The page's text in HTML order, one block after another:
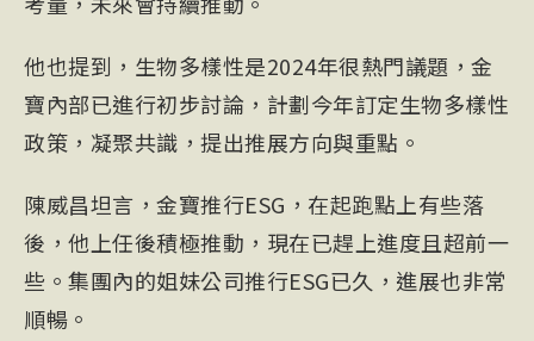
他也提到，生物多樣性是2024年很熱門議題，金
寶內部已進行初步討論，計劃今年訂定生物多樣性
政策，凝聚共識，提出推展方向與重點。
陳威昌坦言，金寶推行ESG，在起跑點上有些落
後，他上任後積極推動，現在已趕上進度且超前一
些。集團內的姐妹公司推行ESG已久，進展也非常
順暢。